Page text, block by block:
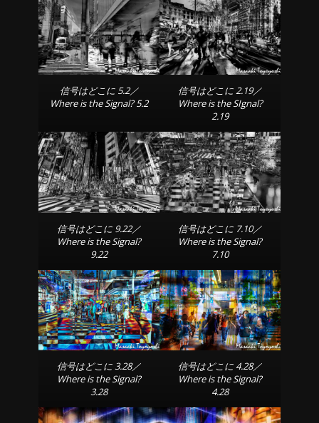
信号はどこに 5.2／
Where is the Signal? 5.2
信号はどこに 2.19／
Where is the SIgnal?
2.19
信号はどこに 9.22／
Where is the Signal?
9.22
信号はどこに 7.10／
Where is the Signal?
7.10
信号はどこに 3.28／
Where is the Signal?
3.28
信号はどこに 4.28／
Where is the Signal?
4.28